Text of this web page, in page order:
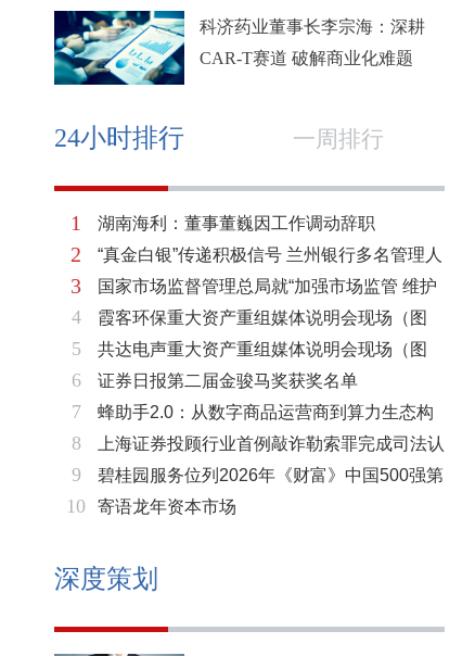
科济药业董事长李宗海：深耕
CAR-T赛道 破解商业化难题
24小时排行 一周排行
1
2
3
4
5
6
7
8
9
10
湖南海利：董事董巍因工作调动辞职
“真金白银”传递积极信号 兰州银行多名管理人
员拟增持公司股份不低于600万元
国家市场监督管理总局就“加强市场监管 维护
市场秩序”答记者问
霞客环保重大资产重组媒体说明会现场（图
片）
共达电声重大资产重组媒体说明会现场（图
片）
证券日报第二届金骏马奖获奖名单
蜂助手2.0：从数字商品运营商到算力生态构
建者的跃迁
上海证券投顾行业首例敲诈勒索罪完成司法认
定 司法机关重拳打击“职业索赔人”
碧桂园服务位列2026年《财富》中国500强第
321位 排名稳步上升彰显发展韧性
寄语龙年资本市场
深度策划